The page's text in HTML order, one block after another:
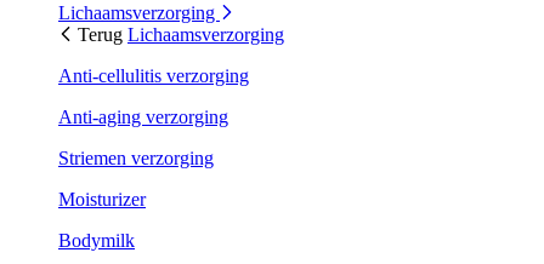
Lichaamsverzorging
Terug Lichaamsverzorging
Anti-cellulitis verzorging
Anti-aging verzorging
Striemen verzorging
Moisturizer
Bodymilk